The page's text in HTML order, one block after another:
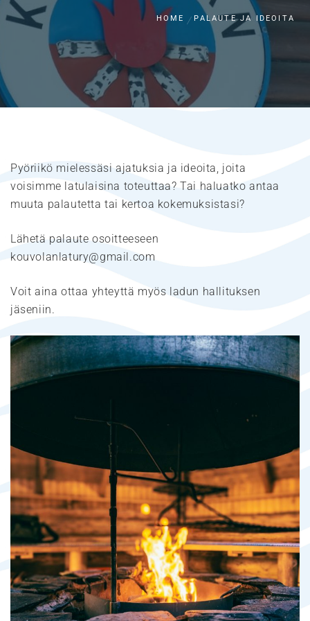
HOME PALAUTE JA IDEOITA
Pyöriikö mielessäsi ajatuksia ja ideoita, joita
voisimme latulaisina toteuttaa? Tai haluatko antaa
muuta palautetta tai kertoa kokemuksistasi?
Lähetä palaute osoitteeseen
kouvolanlatury@gmail.com
Voit aina ottaa yhteyttä myös ladun hallituksen
jäseniin.